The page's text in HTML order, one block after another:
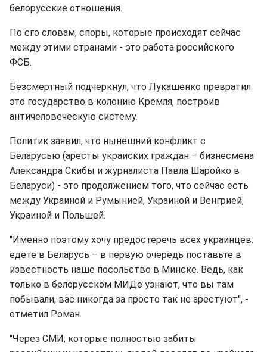
белорусские отношения.
По его словам, споры, которые происходят сейчас
между этими странами - это работа российского
ФСБ.
Безсмертный подчеркнул, что Лукашенко превратил
это государство в колонию Кремля, построив
античеловеческую систему.
Политик заявил, что нынешний конфликт с
Беларусью (аресты украиских граждан – бизнесмена
Александра Скибы и журналиста Павла Шаройко в
Беларуси) - это продолжением того, что сейчас есть
между Украиной и Румынией, Украиной и Венгрией,
Украиной и Польшей.
"Именно поэтому хочу предостеречь всех украинцев:
едете в Беларусь – в первую очередь поставьте в
известность наше посольство в Минске. Ведь, как
только в белорусском МИДе узнают, что вы там
побывали, вас никогда за просто так не арестуют", -
отметил Роман.
"Через СМИ, которые полностью забиты